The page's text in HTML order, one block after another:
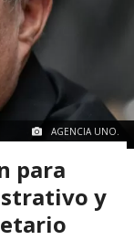
AGENCIA UNO.
para
y